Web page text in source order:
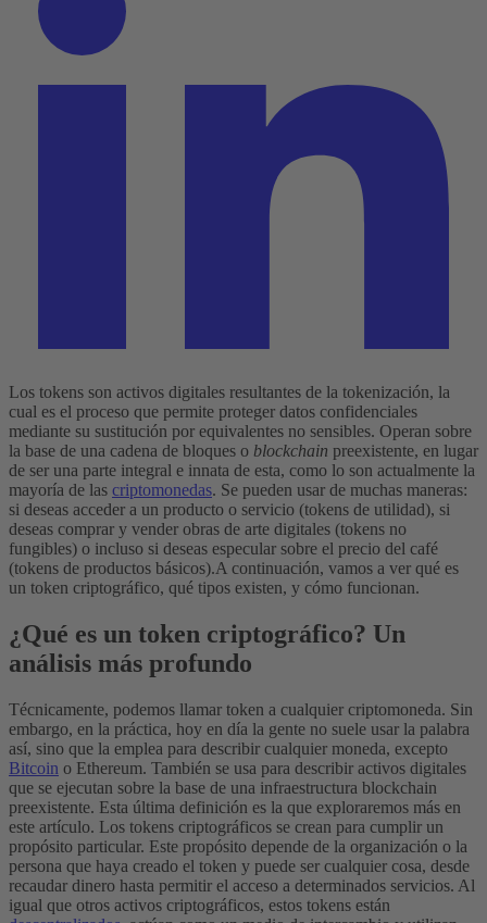
Los tokens son activos digitales resultantes de la tokenización, la
cual es el proceso que permite proteger datos confidenciales
mediante su sustitución por equivalentes no sensibles. Operan sobre
la base de una cadena de bloques o blockchain preexistente, en lugar
de ser una parte integral e innata de esta, como lo son actualmente la
mayoría de las criptomonedas. Se pueden usar de muchas maneras:
si deseas acceder a un producto o servicio (tokens de utilidad), si
deseas comprar y vender obras de arte digitales (tokens no
fungibles) o incluso si deseas especular sobre el precio del café
(tokens de productos básicos).A continuación, vamos a ver qué es
un token criptográfico, qué tipos existen, y cómo funcionan.
¿Qué es un token criptográfico? Un
análisis más profundo
Técnicamente, podemos llamar token a cualquier criptomoneda. Sin
embargo, en la práctica, hoy en día la gente no suele usar la palabra
así, sino que la emplea para describir cualquier moneda, excepto
Bitcoin o Ethereum. También se usa para describir activos digitales
que se ejecutan sobre la base de una infraestructura blockchain
preexistente. Esta última definición es la que exploraremos más en
este artículo. Los tokens criptográficos se crean para cumplir un
propósito particular. Este propósito depende de la organización o la
persona que haya creado el token y puede ser cualquier cosa, desde
recaudar dinero hasta permitir el acceso a determinados servicios. Al
igual que otros activos criptográficos, estos tokens están